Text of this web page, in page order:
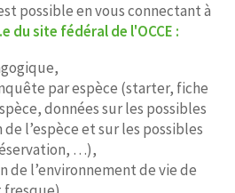
possible en vous connectant à
du site fédéral de l'OCCE :
par espèce (starter, fiche
données sur les possibles
l’espèce et sur les possibles
…),
de l’environnement de vie de